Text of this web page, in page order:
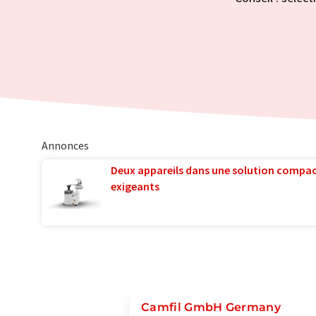
Annonces
Deux appareils dans une solution
exigeants
Camfil GmbH Germany